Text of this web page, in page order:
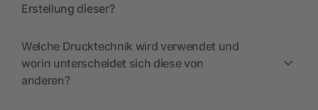
Erstellung dieser?
Welche Drucktechnik wird verwendet und
worin unterscheidet sich diese von
anderen?